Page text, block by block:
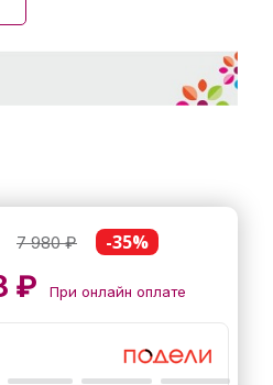
7 980₽ -35%
₽ При онлайн оплате